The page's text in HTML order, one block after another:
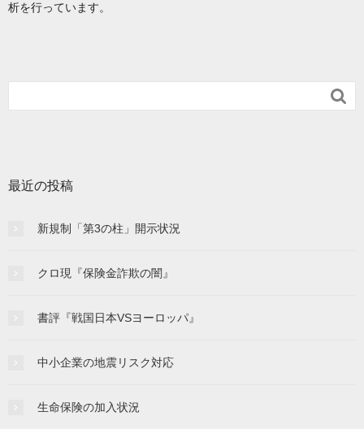
析を行っています。

最近の投稿
新規制「第3の柱」開示状況
クロ現『保険金詐欺の闇』
書評『戦国日本VSヨーロッパ』
中小企業の地震リスク対応
生命保険の加入状況